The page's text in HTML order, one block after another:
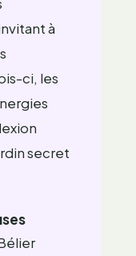
à
ci, les
secret